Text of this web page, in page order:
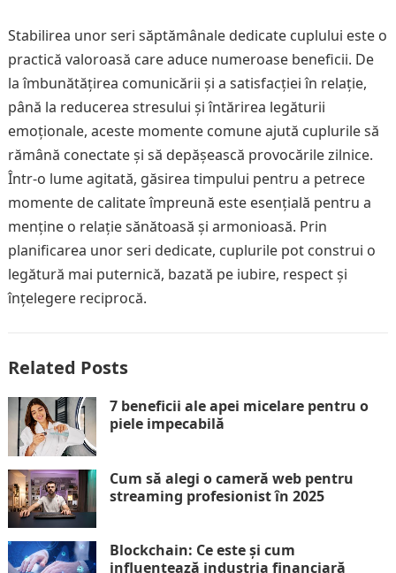
Stabilirea unor seri săptămânale dedicate cuplului este o
practică valoroasă care aduce numeroase beneficii. De
la îmbunătățirea comunicării și a satisfacției în relație,
până la reducerea stresului și întărirea legăturii
emoționale, aceste momente comune ajută cuplurile să
rămână conectate și să depășească provocările zilnice.
Într-o lume agitată, găsirea timpului pentru a petrece
momente de calitate împreună este esențială pentru a
menține o relație sănătoasă și armonioasă. Prin
planificarea unor seri dedicate, cuplurile pot construi o
legătură mai puternică, bazată pe iubire, respect și
înțelegere reciprocă.
Related Posts
7 beneficii ale apei micelare pentru o
piele impecabilă
Cum să alegi o cameră web pentru
streaming profesionist în 2025
Blockchain: Ce este și cum
influențează industria financiară